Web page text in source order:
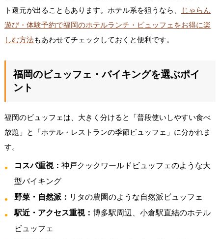
ト還元が出ることもあります。ホテル系を狙うなら、
じゃらん
遊び・体験予約で福岡のホテルランチ・ビュッフェをお得に楽
しむ方法もあわせてチェックしておくと便利です。
福岡のビュッフェ・バイキングを選ぶポイ
ント
福岡のビュッフェは、大きく分けると「普段使いしやすい食べ
放題」と「ホテル・レストランの季節ビュッフェ」に分かれま
す。
コスパ重視： 神戸クックワールドビュッフェのような大
型バイキング
野菜・自然派： リタの農園のような自然派ビュッフェ
駅近・アクセス重視： 博多駅周辺、小倉駅直結のホテル
ビュッフェ